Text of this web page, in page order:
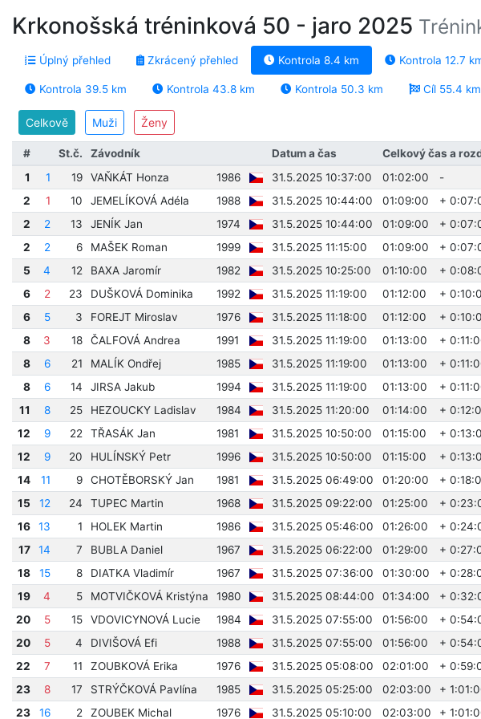
Krkonošská tréninková 50 - jaro 2025
Úplný přehled Zkrácený přehled Kontrola 8.4 km Kontrola 12.7
Kontrola 39.5 km Kontrola 43.8 km Kontrola 50.3 km Cíl 55.4 km
Celkově Muži Ženy
# St.č. Závodník Datum a čas Celkový čas a
1
1 19 VAŇKÁT Honza 1986 31.5.2025 10:37:00 01:02:00 -
2
1 10 JEMELÍKOVÁ Adéla 1988 31.5.2025 10:44:00 01:09:00 +
2
2 13 JENÍK Jan 1974 31.5.2025 10:44:00 01:09:00 +
2
2 6 MAŠEK Roman 1999 31.5.2025 11:15:00 01:09:00 +
5
4 12 BAXA Jaromír 1982 31.5.2025 10:25:00 01:10:00 +
6
2 23 DUŠKOVÁ Dominika 1992 31.5.2025 11:19:00 01:12:00 +
6
5 3 FOREJT Miroslav 1976 31.5.2025 11:18:00 01:12:00 +
8
3 18 ČALFOVÁ Andrea 1991 31.5.2025 11:19:00 01:13:00 +
8
6 21 MALÍK Ondřej 1985 31.5.2025 11:19:00 01:13:00 +
8
6 14 JIRSA Jakub 1994 31.5.2025 11:19:00 01:13:00 +
11
8 25 HEZOUCKY Ladislav 1984 31.5.2025 11:20:00 01:14:00 +
12
9 22 TŘASÁK Jan 1981 31.5.2025 10:50:00 01:15:00 +
12
9 20 HULÍNSKÝ Petr 1996 31.5.2025 10:50:00 01:15:00 +
14
11 9 CHOTĚBORSKÝ Jan 1981 31.5.2025 06:49:00 01:20:00 +
15
12 24 TUPEC Martin 1968 31.5.2025 09:22:00 01:25:00 +
16
13 1 HOLEK Martin 1986 31.5.2025 05:46:00 01:26:00 +
17
14 7 BUBLA Daniel 1967 31.5.2025 06:22:00 01:29:00 +
18
15 8 DIATKA Vladimír 1967 31.5.2025 07:36:00 01:30:00 +
19
4 5 MOTVIČKOVÁ Kristýna 1980 31.5.2025 08:44:00 01:34:00 +
20
5 15 VDOVICYNOVÁ Lucie 1984 31.5.2025 07:55:00 01:56:00 +
20
5 4 DIVIŠOVÁ Efi 1988 31.5.2025 07:55:00 01:56:00 +
22
7 11 ZOUBKOVÁ Erika 1976 31.5.2025 05:08:00 02:01:00 +
23
8 17 STRÝČKOVÁ Pavlína 1985 31.5.2025 05:25:00 02:03:00 +
23
16 2 ZOUBEK Michal 1976 31.5.2025 05:10:00 02:03:00 +